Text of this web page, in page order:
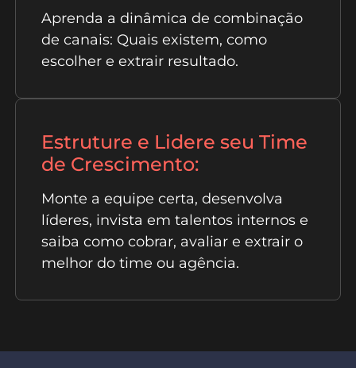
Aprenda a dinâmica de combinação
de canais: Quais existem, como
escolher e extrair resultado.
Estruture e Lidere seu Time
de Crescimento:
Monte a equipe certa, desenvolva
líderes, invista em talentos internos e
saiba como cobrar, avaliar e extrair o
melhor do time ou agência.